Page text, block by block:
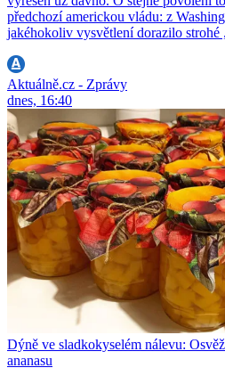
předchozí americkou vládu: z
jakéhokoliv vysvětlení dorazilo strohé
Aktuálně.cz - Zprávy
dnes, 16:40
Dýně ve sladkokyselém nálevu:
ananasu